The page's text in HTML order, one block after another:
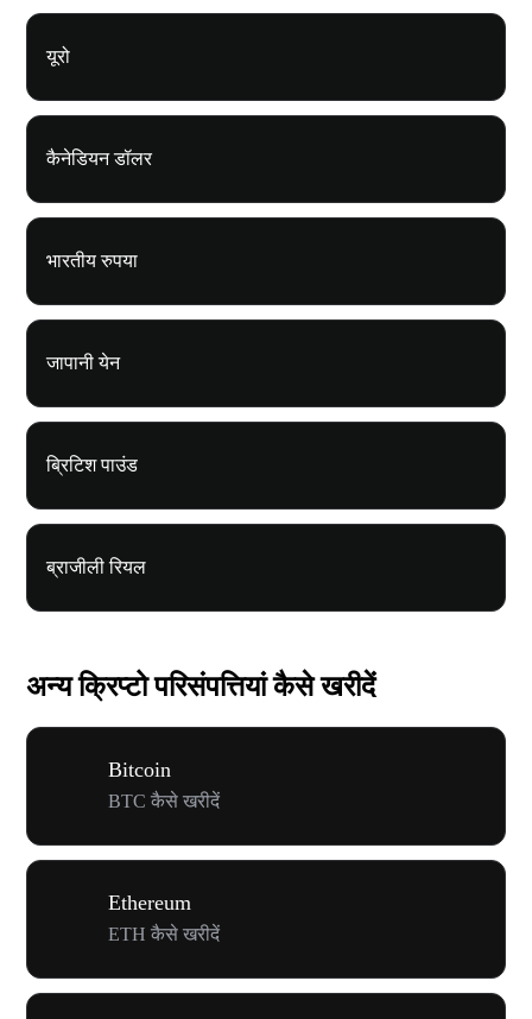
यूरो
कैनेडियन डॉलर
भारतीय रुपया
जापानी येन
ब्रिटिश पाउंड
ब्राजीली रियल
अन्य क्रिप्टो परिसंपत्तियां कैसे खरीदें
Bitcoin
BTC कैसे खरीदें
Ethereum
ETH कैसे खरीदें